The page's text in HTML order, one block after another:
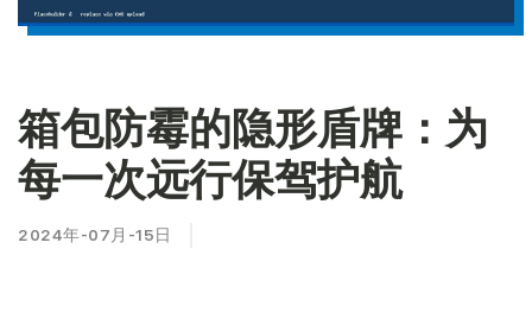
箱包防霉的隐形盾牌：为
每一次远行保驾护航
2024年-07月-15日